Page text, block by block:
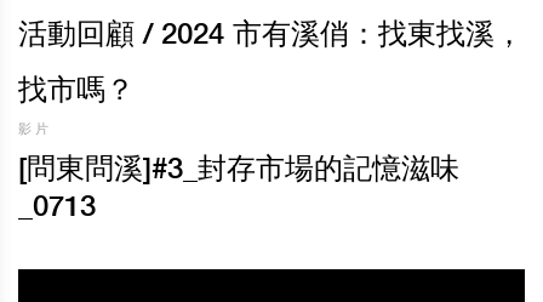
活動回顧 / 2024 市有溪俏：找東找溪，
找市嗎？
影片
[問東問溪]#3_封存市場的記憶滋味
_0713